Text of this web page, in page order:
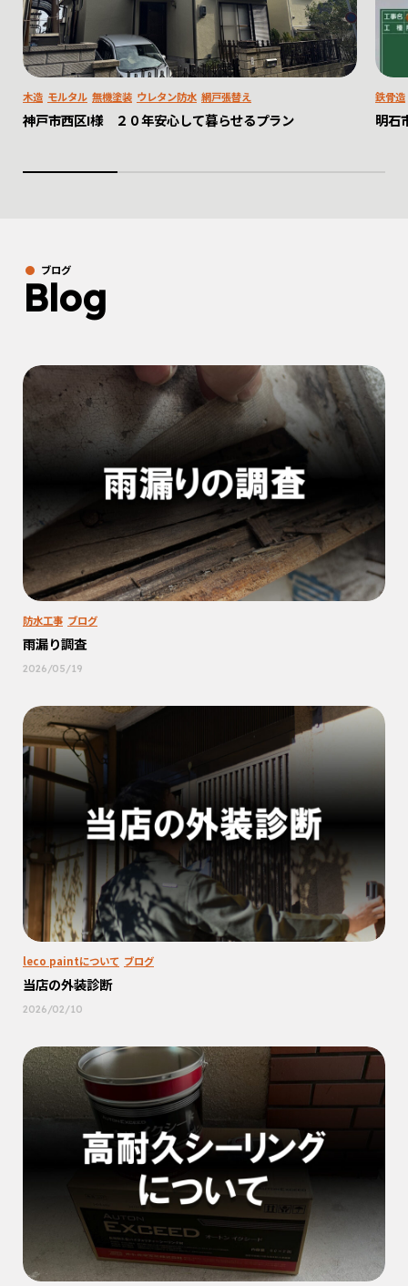
木造 モルタル 無機塗装 ウレタン防水 網戸張替え
神戸市西区I様 ２０年安心して暮らせるプラン
鉄骨造
明石
ブログ
Blog
防水工事 ブログ
雨漏り調査
2026/05/19
leco paintについて ブログ
当店の外装診断
2026/02/10